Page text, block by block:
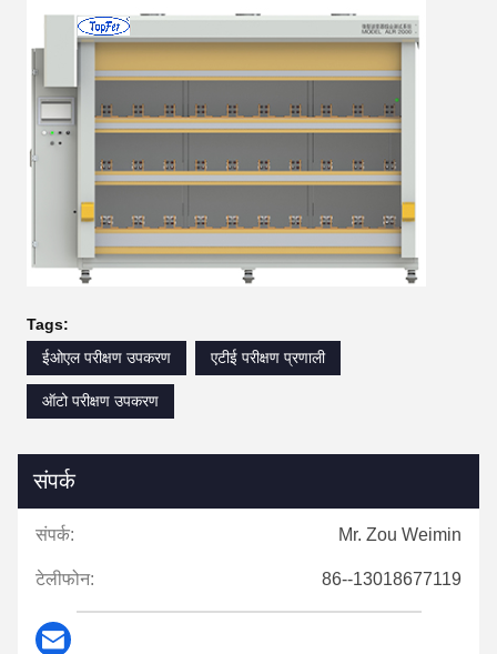
Tags:
ईओएल परीक्षण उपकरण
एटीई परीक्षण प्रणाली
ऑटो परीक्षण उपकरण
संपर्क
संपर्क: Mr. Zou Weimin
टेलीफोन: 86--13018677119